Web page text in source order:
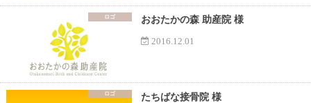
ロゴ おおたかの森 助産院 様
2016.12.01
ロゴ たちばな接骨院 様